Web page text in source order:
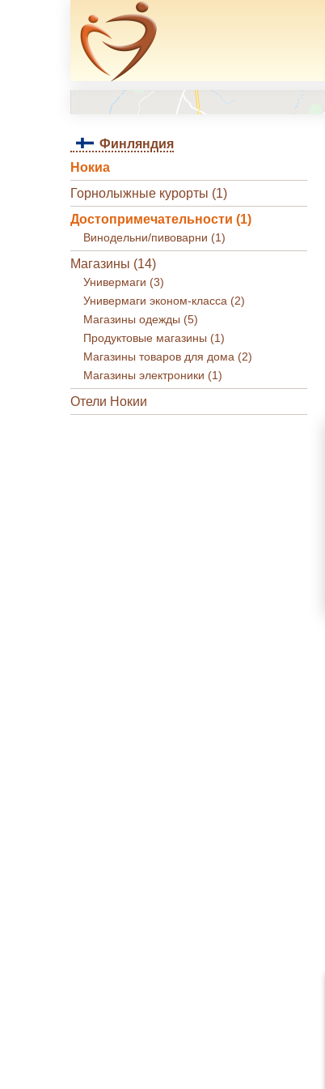
Финляндия
Нокиа
Горнолыжные курорты (1)
Достопримечательности (1)
Винодельни/пивоварни (1)
Магазины (14)
Универмаги (3)
Универмаги эконом-класса (2)
Магазины одежды (5)
Продуктовые магазины (1)
Магазины товаров для дома (2)
Магазины электроники (1)
Отели Нокии